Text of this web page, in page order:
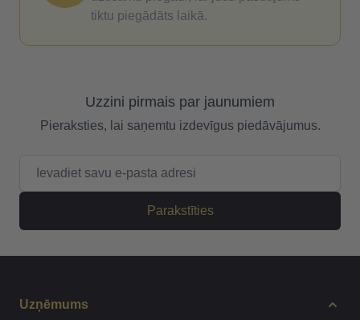
tiktu piegādāts laikā.
Uzzini pirmais par jaunumiem
Pieraksties, lai saņemtu izdevīgus piedāvājumus.
Parakstīties
Uzņēmums